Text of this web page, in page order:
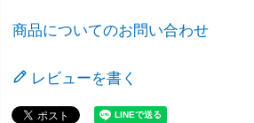
商品についてのお問い合わせ
レビューを書く